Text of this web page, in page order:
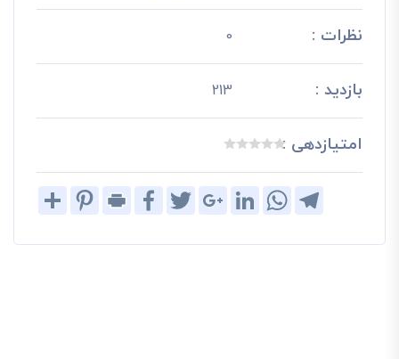
نظرات : 0
بازدید : 213
امتیازدهی :
Share
PinterestPrint
FacebookTwitterGoogle+LinkedIn
WhatsAppTelegram